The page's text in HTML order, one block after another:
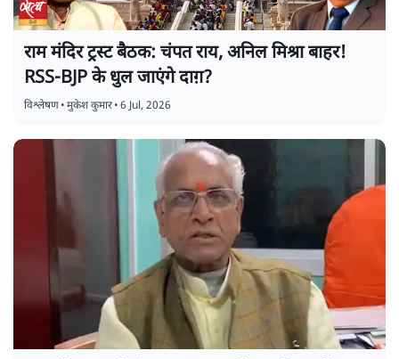
राम मंदिर ट्रस्ट बैठक: चंपत राय, अनिल मिश्रा बाहर!
RSS-BJP के धुल जाएंगे दाग़?
विश्लेषण•मुकेश कुमार•6 Jul, 2026